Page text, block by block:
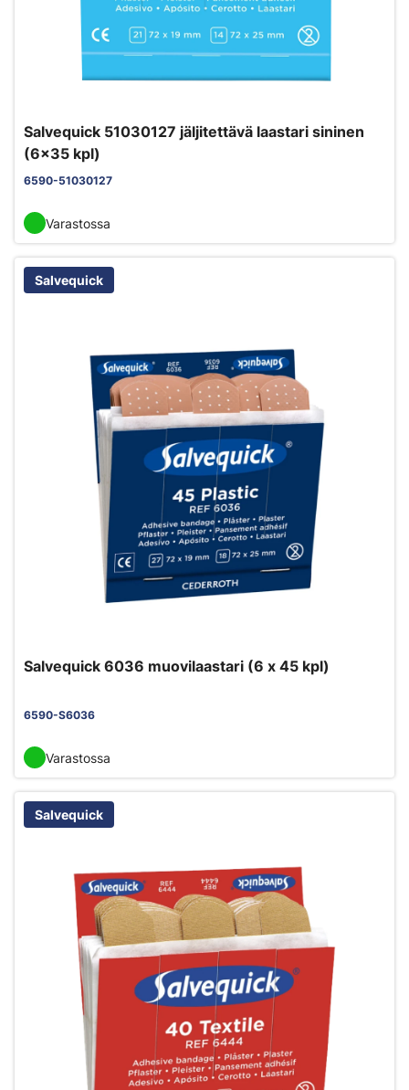
Salvequick 51030127 jäljitettävä laastari sininen
(6x35 kpl)
6590-51030127
Varastossa
Salvequick
Salvequick 6036 muovilaastari (6 x 45 kpl)
6590-S6036
Varastossa
Salvequick